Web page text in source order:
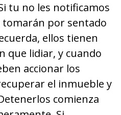
tu no les notificamos
tomarán por sentado
ellos tienen
que lidiar, y cuando
accionar los
el inmueble y
comienza